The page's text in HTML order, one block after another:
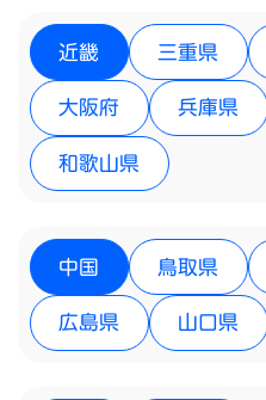
近畿 三重県
大阪府 兵庫県
和歌山県
中国 鳥取県
広島県 山口県